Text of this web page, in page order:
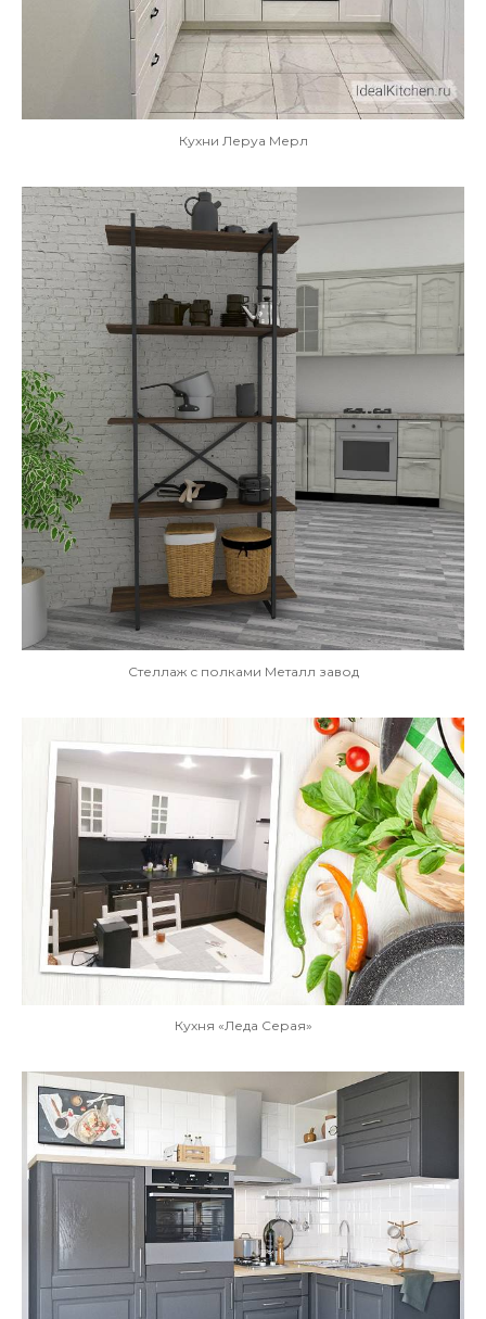
Кухни Леруа Мерл
Стеллаж с полками Металл завод
Кухня «Леда Серая»